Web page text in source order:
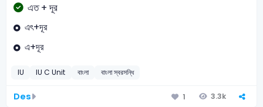
এত + দূর
এৎ+দূর
এ+দূর
IU IU C Unit বাংলা বাংলা স্বরসন্ধি
Des 1 3.3k